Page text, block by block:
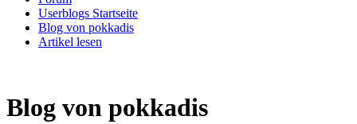
Userblogs Startseite
Blog von pokkadis
Artikel lesen
Blog von pokkadis